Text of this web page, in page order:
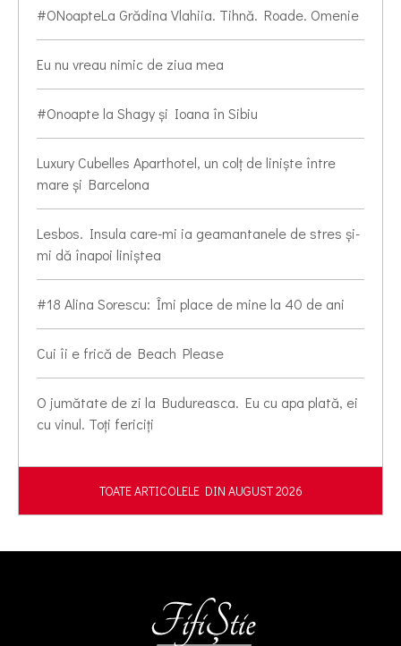
#ONoapteLa Grădina Vlahiia. Tihnă. Roade. Omenie
Eu nu vreau nimic de ziua mea
#Onoapte la Shagy și Ioana în Sibiu
Luxury Cubelles Aparthotel, un colț de liniște între
mare și Barcelona
Lesbos. Insula care-mi ia geamantanele de stres și-
mi dă înapoi liniștea
#18 Alina Sorescu: Îmi place de mine la 40 de ani
Cui îi e frică de Beach Please
O jumătate de zi la Budureasca. Eu cu apa plată, ei
cu vinul. Toți fericiți
TOATE ARTICOLELE DIN AUGUST 2026